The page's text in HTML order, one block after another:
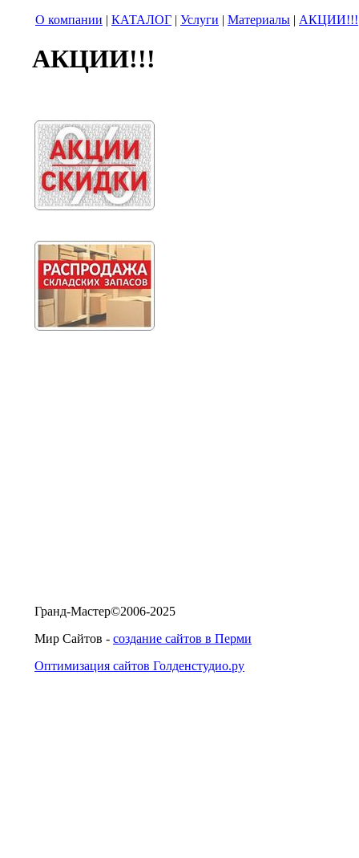
О компании | КАТАЛОГ | Услуги | Материалы | АКЦИИ!!!
АКЦИИ!!!
Гранд-Мастер©2006-2025
Мир Сайтов - создание сайтов в Перми
Оптимизация сайтов Голденстудио.ру